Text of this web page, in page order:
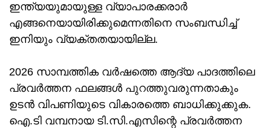
ഇന്ത്യയുമായുള്ള വ്യാപാരക്കരാര്‍
എങ്ങനെയായിരിക്കുമെന്നതിനെ സംബന്ധിച്ച്
ഇനിയും വ്യക്തതയായില്ല.
2026 സാമ്പത്തിക വര്‍ഷത്തെ ആദ്യ പാദത്തിലെ
പ്രവര്‍ത്തന ഫലങ്ങള്‍ പുറത്തുവരുന്നതാകും
ഉടന്‍ വിപണിയുടെ വികാരത്തെ ബാധിക്കുക്കുക.
ഐ.ടി വമ്പനായ ടി.സി.എസിന്റെ പ്രവര്‍ത്തന